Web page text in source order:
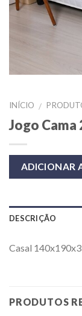
INÍCIO /
Jogo Cama
ADICIONAR
DESCRIÇÃO
Casal
PRODUTOS